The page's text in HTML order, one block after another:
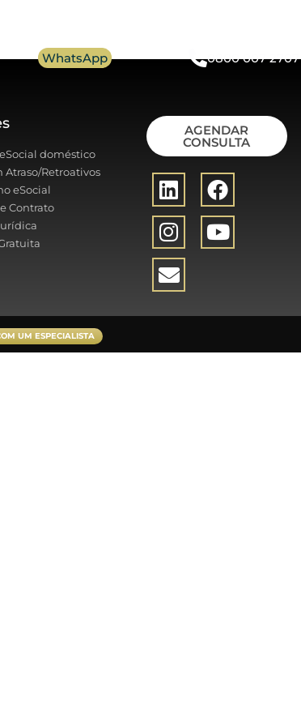
WhatsApp 0800 007 2707
doméstico
Atraso/Retroativos
eSocial
Contrato
AGENDAR
CONSULTA
UM ESPECIALISTA